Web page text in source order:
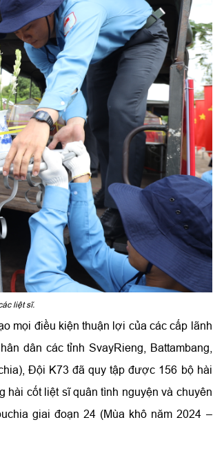
liệt sĩ.
mọi điều kiện thuận lợi của các cấp lãnh
dân các tỉnh SvayRieng, Battambang,
Đội K73 đã quy tập được 156 bộ hài
hài cốt liệt sĩ quân tình nguyện và chuyên
giai đoạn 24 (Mùa khô năm 2024 –